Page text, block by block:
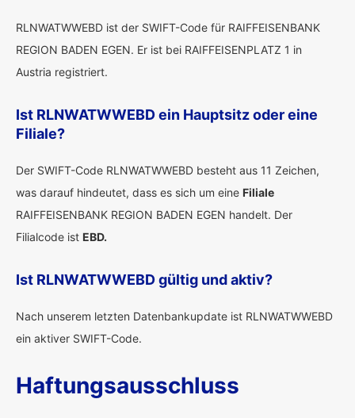
RLNWATWWEBD ist der SWIFT-Code für RAIFFEISENBANK
REGION BADEN EGEN. Er ist bei RAIFFEISENPLATZ 1 in
Austria registriert.
Ist RLNWATWWEBD ein Hauptsitz oder eine
Filiale?
Der SWIFT-Code RLNWATWWEBD besteht aus 11 Zeichen,
was darauf hindeutet, dass es sich um eine Filiale
RAIFFEISENBANK REGION BADEN EGEN handelt. Der
Filialcode ist EBD.
Ist RLNWATWWEBD gültig und aktiv?
Nach unserem letzten Datenbankupdate ist RLNWATWWEBD
ein aktiver SWIFT-Code.
Haftungsausschluss